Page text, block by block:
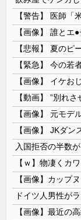
【画像】 誰とエ
【悲報】 夏のピ
【画像】 元モデ
【ｗ】物凄くカ
【画像】カップ
【画像】最近の